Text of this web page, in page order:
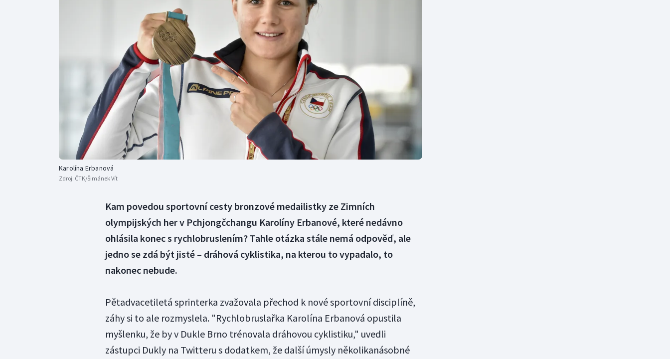
Dostihy
Florbal
Futsal
Golf
Gymnastika
Moderní pětiboj
Motorsport
Olympijské hry
Parasport
Plavání
Plážový volejbal
Ostatní
Karolína Erbanová
Zdroj: ČTK/Šimánek Vít
Kam povedou sportovní cesty bronzové medailistky ze Zimních
olympijských her v Pchjongčchangu Karolíny Erbanové, které nedávno
ohlásila konec s rychlobruslením? Tahle otázka stále nemá odpověď, ale
jedno se zdá být jisté – dráhová cyklistika, na kterou to vypadalo, to
nakonec nebude.
Pětadvacetiletá sprinterka zvažovala přechod k nové sportovní disciplíně,
záhy si to ale rozmyslela. "Rychlobruslařka Karolína Erbanová opustila
myšlenku, že by v Dukle Brno trénovala dráhovou cyklistiku," uvedli
zástupci Dukly na Twitteru s dodatkem, že další úmysly několikanásobné